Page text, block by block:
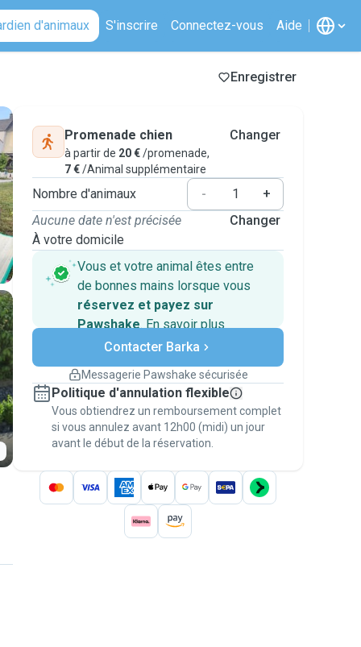
d'animaux S'inscrire Connectez-vous Aide
Enregistrer
Promenade chien
à partir de 20 €/promenade,
7 €/Animal supplémentaire
Changer
Nombre d'animaux -
+
Aucune date n'est précisée
À votre domicile
Changer
Vous et votre animal êtes entre
de bonnes mains lorsque vous
réservez et payez sur
Pawshake. En savoir plus
Paiements sécurisés
Assistance en cas de
Réservations couvertes par
nos garanties
Gardez tout sur Pawshake (du premier
message au paiement) pour bénéficier de la
Garantie Pawshake.
Contacter Barka
Messagerie Pawshake sécurisée
Politique d'annulation flexible
Vous obtiendrez un remboursement complet
si vous annulez avant 12h00 (midi) un jour
avant le début de la réservation.